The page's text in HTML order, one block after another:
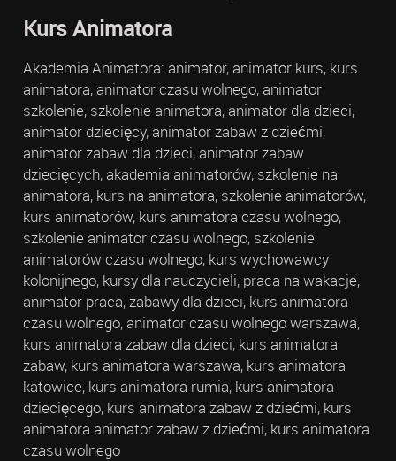
Kurs Animatora
Akademia Animatora: animator, animator kurs, kurs
animatora, animator czasu wolnego, animator
szkolenie, szkolenie animatora, animator dla dzieci,
animator dziecięcy, animator zabaw z dziećmi,
animator zabaw dla dzieci, animator zabaw
dziecięcych, akademia animatorów, szkolenie na
animatora, kurs na animatora, szkolenie animatorów,
kurs animatorów, kurs animatora czasu wolnego,
szkolenie animator czasu wolnego, szkolenie
animatorów czasu wolnego, kurs wychowawcy
kolonijnego, kursy dla nauczycieli, praca na wakacje,
animator praca, zabawy dla dzieci, kurs animatora
czasu wolnego, animator czasu wolnego warszawa,
kurs animatora zabaw dla dzieci, kurs animatora
zabaw, kurs animatora warszawa, kurs animatora
katowice, kurs animatora rumia, kurs animatora
dziecięcego, kurs animatora zabaw z dziećmi, kurs
animatora animator zabaw z dziećmi, kurs animatora
czasu wolnego